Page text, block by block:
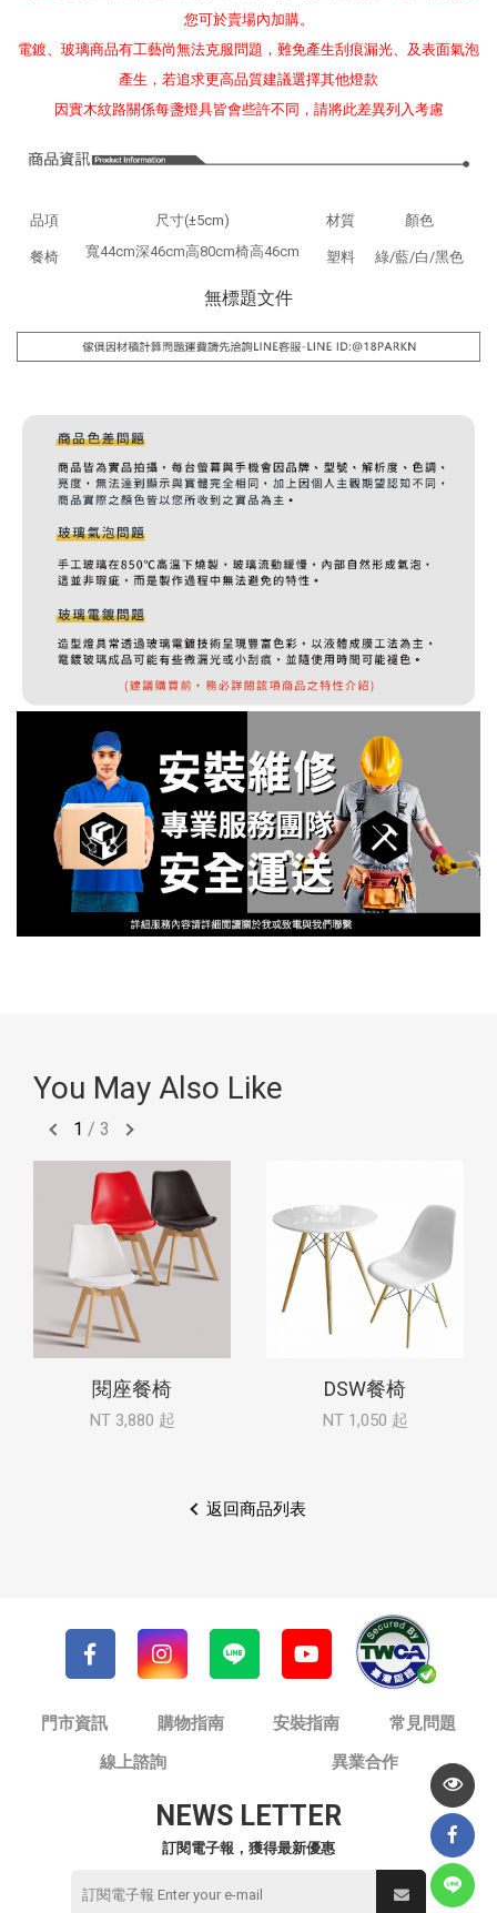
您可於賣場內加購。
電鍍、玻璃商品有工藝尚無法克服問題，難免產生刮痕漏光、及表面氣泡
產生，若追求更高品質建議選擇其他燈款
因實木紋路關係每盞燈具皆會些許不同，請將此差異列入考慮
品項 尺寸(±5cm) 材質 顏色
餐椅 寬44cm深46cm高80cm椅高46cm 塑料 綠/藍/白/黑色
無標題文件
You May Also Like
1 / 3
閱座餐椅
NT 3,880 起
DSW餐椅
NT 1,050 起
返回商品列表
門市資訊 購物指南 安裝指南
常見問題
線上諮詢
異業合作
NEWS LETTER
訂閱電子報，獲得最新優惠